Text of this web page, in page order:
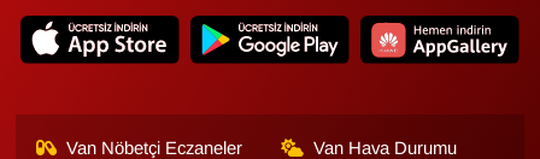
Van Nöbetçi Eczaneler Van Hava Durumu